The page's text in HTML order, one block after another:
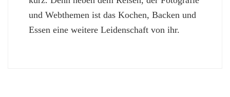
und Webthemen ist das Kochen, Backen und
Essen eine weitere Leidenschaft von ihr.